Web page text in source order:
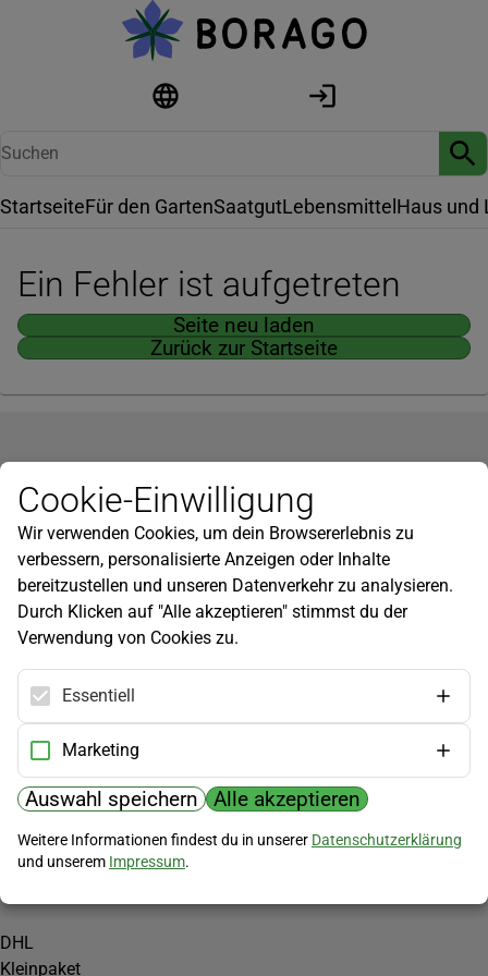
StartseiteFür den GartenSaatgutLebensmittel Haus und
Ein Fehler ist aufgetreten
Seite neu laden
Zurück zur Startseite
Newsletter
Infos zu neuen Produkten, Gartentipps und mehr findest du in
unserem Newsletter!
Jetzt anmelden
Hilfe
Kundenservice
Widerrufsbelehrung
Versandkosten
Zahlungsmöglichkeiten
PayPal
Vorkasse
Versand
DHL
Kleinpaket
Cookie-Einwilligung
Wir verwenden Cookies, um dein Browsererlebnis zu
verbessern, personalisierte Anzeigen oder Inhalte
bereitzustellen und unseren Datenverkehr zu analysieren.
Durch Klicken auf "Alle akzeptieren" stimmst du der
Verwendung von Cookies zu.
Essentiell
Marketing
Auswahl speichern Alle akzeptieren
Weitere Informationen findest du in unserer Datenschutzerklärung
und unserem Impressum.